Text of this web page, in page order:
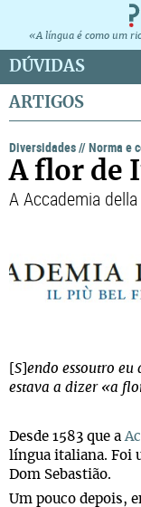
«A língua é como um
DÚVIDAS
ARTIGOS
Diversidades//Norma e
A flor de
A Accademia
S endo essoutro eu
estava a dizer «a
Desde 1583 que a
língua italiana. Foi
Dom Sebastião.
Um pouco depois,